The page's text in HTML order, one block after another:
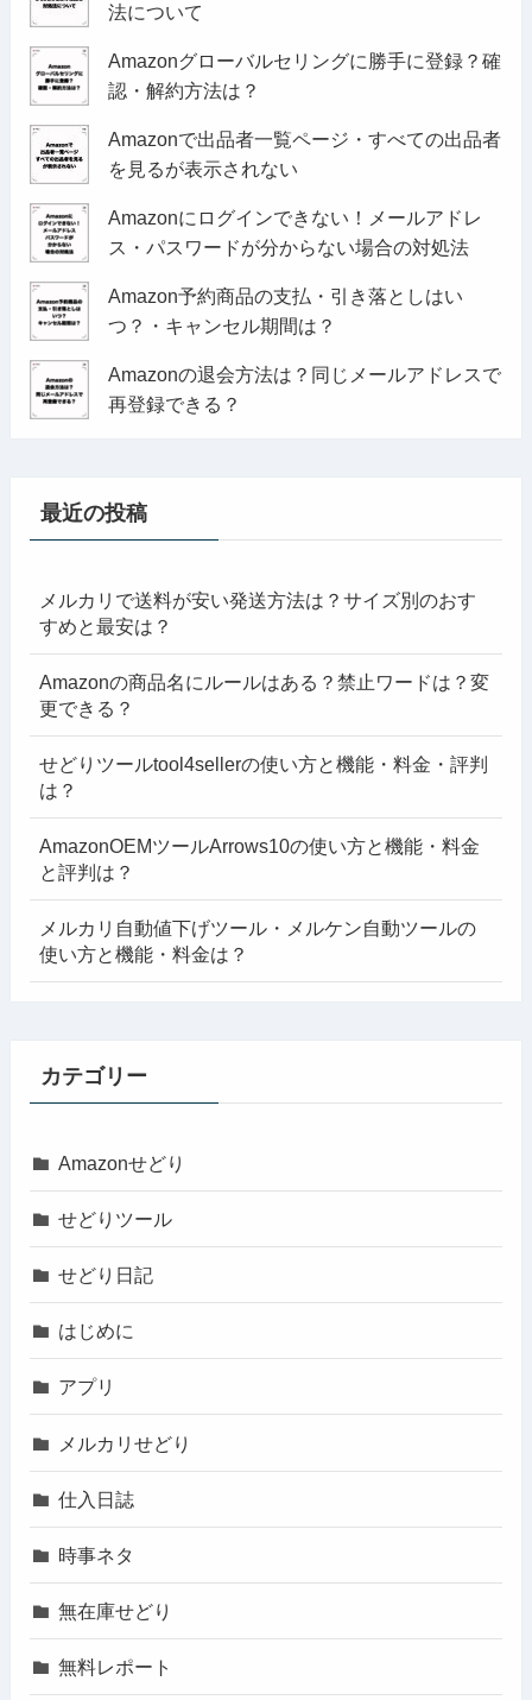
法について
Amazonグローバルセリングに勝手に登録？確
認・解約方法は？
Amazonで出品者一覧ページ・すべての出品者
を見るが表示されない
Amazonにログインできない！メールアドレ
ス・パスワードが分からない場合の対処法
Amazon予約商品の支払・引き落としはい
つ？・キャンセル期間は？
Amazonの退会方法は？同じメールアドレスで
再登録できる？
最近の投稿
メルカリで送料が安い発送方法は？サイズ別のおす
すめと最安は？
Amazonの商品名にルールはある？禁止ワードは？変
更できる？
せどりツールtool4sellerの使い方と機能・料金・評判
は？
AmazonOEMツールArrows10の使い方と機能・料金
と評判は？
メルカリ自動値下げツール・メルケン自動ツールの
使い方と機能・料金は？
カテゴリー
Amazonせどり
せどりツール
せどり日記
はじめに
アプリ
メルカリせどり
仕入日誌
時事ネタ
無在庫せどり
無料レポート